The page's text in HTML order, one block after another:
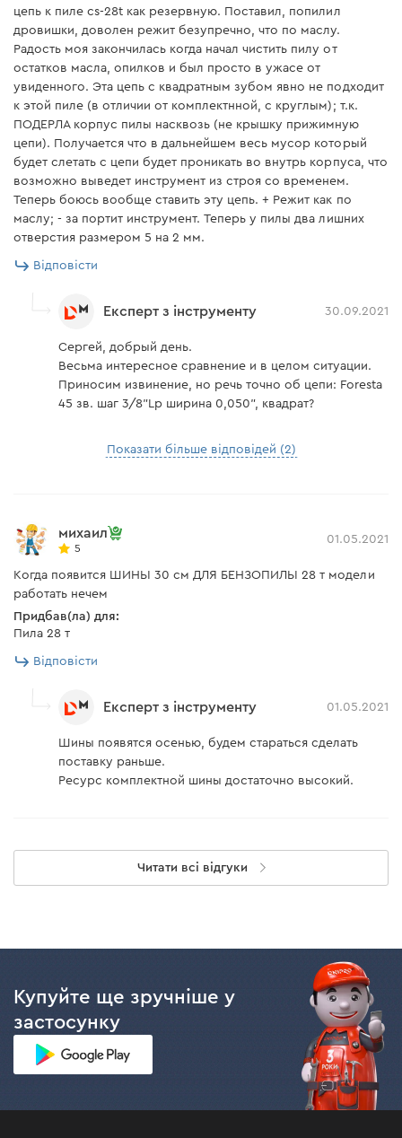
цепь к пиле cs-28t как резервную. Поставил, попилил
дровишки, доволен режит безупречно, что по маслу.
Радость моя закончилась когда начал чистить пилу от
остатков масла, опилков и был просто в ужасе от
увиденного. Эта цепь с квадратным зубом явно не подходит
к этой пиле (в отличии от комплектнной, с круглым); т.к.
ПОДЕРЛА корпус пилы насквозь (не крышку прижимную
цепи). Получается что в дальнейшем весь мусор который
будет слетать с цепи будет проникать во внутрь корпуса, что
возможно выведет инструмент из строя со временем.
Теперь боюсь вообще ставить эту цепь. + Режит как по
маслу; - за портит инструмент. Теперь у пилы два лишних
отверстия размером 5 на 2 мм.
Відповісти
Експерт з інструменту 30.09.2021
Сергей, добрый день.
Весьма интересное сравнение и в целом ситуации.
Приносим извинение, но речь точно об цепи: Foresta
45 зв. шаг 3/8"Lp ширина 0,050", квадрат?
Показати більше відповідей (2)
михаил
5
01.05.2021
Когда появится ШИНЫ 30 см ДЛЯ БЕНЗОПИЛЫ 28 т модели
работать нечем
Придбав(ла) для:
Пила 28 т
Відповісти
Експерт з інструменту 01.05.2021
Шины появятся осенью, будем стараться сделать
поставку раньше.
Ресурс комплектной шины достаточно высокий.
Читати всі відгуки
Купуйте ще зручніше у
застосунку